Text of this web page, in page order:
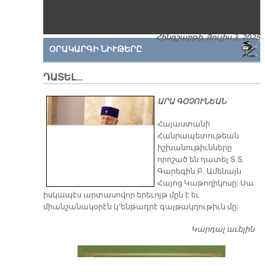
Հինգշաբթի, Յուլիս 3, 2025
ՕՐԱԿԱՐԳԻ ՆԻՒԹԵՐԸ
ԴԱՏԵԼ…
ԱՐԱ ԳՕՉՈՒՆԵԱՆ
​Հայաստանի
Հանրապետութեան
իշխանութիւնները
որոշած են դատել Տ.Տ.
Գարեգին Բ. Ամենայն
Հայոց Կաթողիկոսը: Սա
իսկապէս արտասովոր երեւոյթ մըն է եւ
միանշանակօրէն կ՚ենթադրէ գայթակղութիւն մը:
Կարդալ աւելին